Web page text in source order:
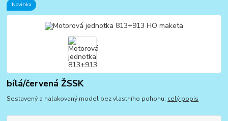
Novinka
bílá/červená ŽSSK
Sestavený a nalakovaný model bez vlastního pohonu. celý popis